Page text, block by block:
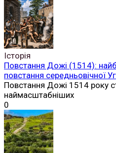
Історія
Повстання Дожі (1514):
повстання середньовічної
Повстання Дожі 1514 року
наймасштабніших
0